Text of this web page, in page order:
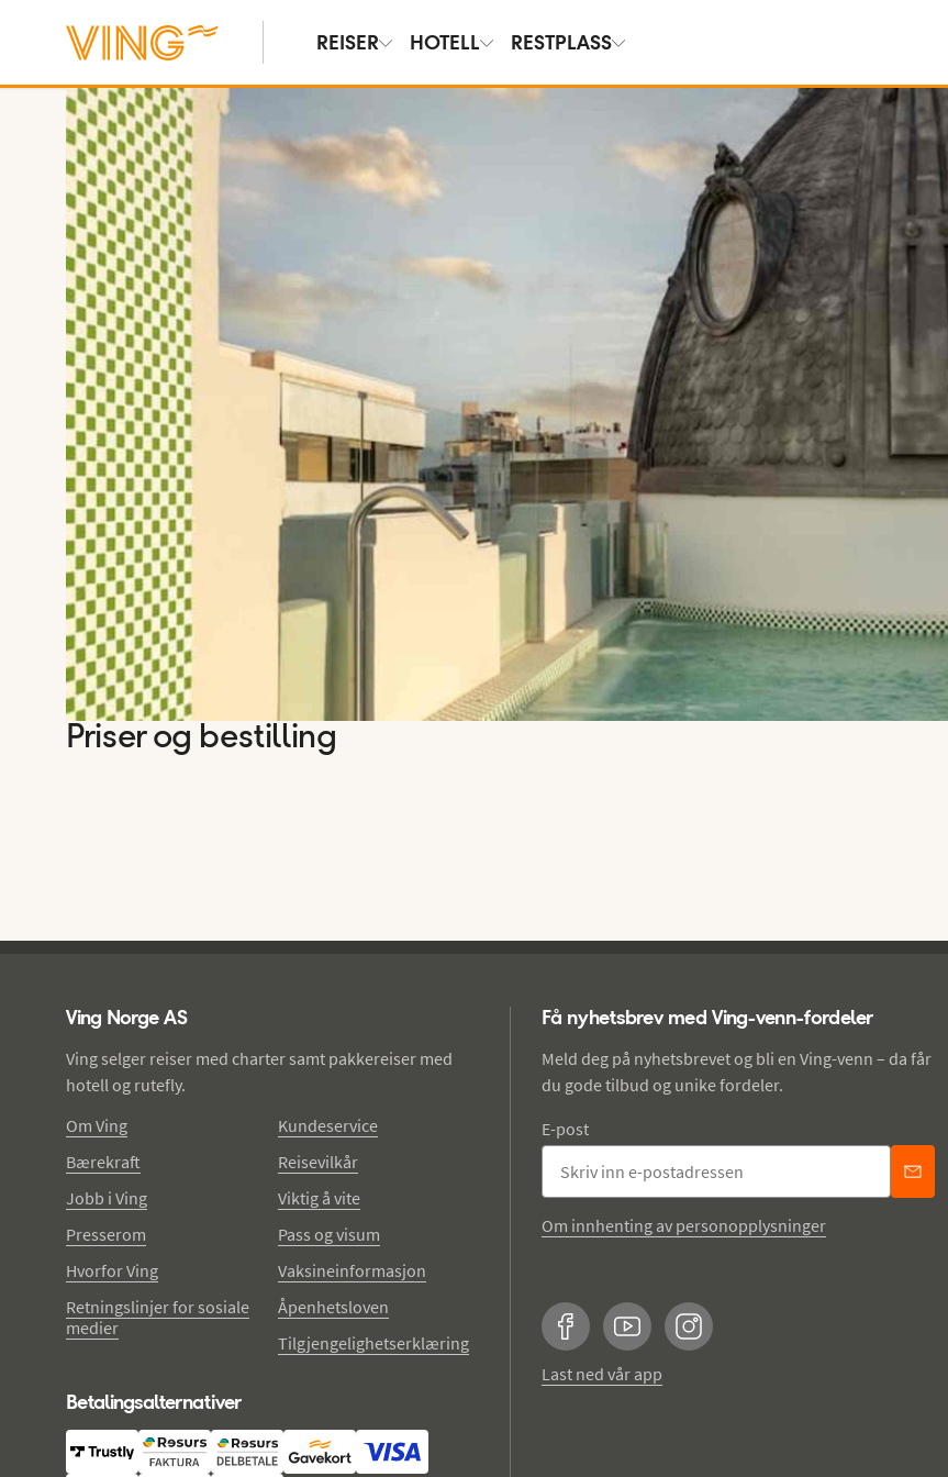
REISER HOTELL RESTPLASS
Vis bilder
Priser og bestilling
Ving Norge AS
Ving selger reiser med charter samt pakkereiser med
hotell og rutefly.
Om Ving
Bærekraft
Jobb i Ving
Presserom
Hvorfor Ving
Retningslinjer for sosiale
medier
Kundeservice
Reisevilkår
Viktig å vite
Pass og visum
Vaksineinformasjon
Åpenhetsloven
Tilgjengelighetserklæring
Betalingsalternativer
Få nyhetsbrev med Ving-venn-fordeler
Meld deg på nyhetsbrevet og bli en Ving-venn – da får
du gode tilbud og unike fordeler.
E-post
Om innhenting av personopplysninger
FacebookYouTubeInstagram
Last ned vår app